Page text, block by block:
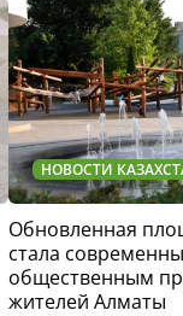
НОВОСТИ
Обновленная
стала
общественным
жителей Алматы